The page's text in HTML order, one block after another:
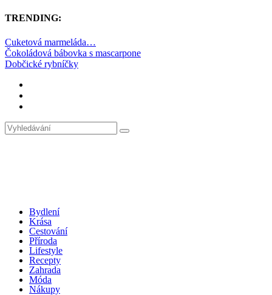
TRENDING:
Cuketová marmeláda…
Čokoládová bábovka s mascarpone
Dobčické rybníčky
Bydlení
Krása
Cestování
Příroda
Lifestyle
Recepty
Zahrada
Móda
Nákupy